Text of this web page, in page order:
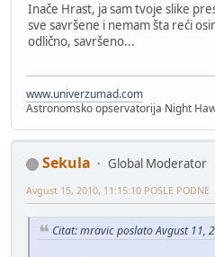
Inače Hrast, ja sam tvoje slike
sve savršene i nemam šta reći
odlično, savršeno...
www.univerzumad.com
Astronomsko opservatorija Night
Sekula
Global Moderator
Avgust 15, 2010, 11:15:10 POSLE PODNE
Citat: mravic poslato Avgust 11,